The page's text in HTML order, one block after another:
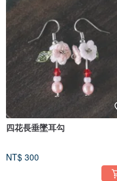
四花長垂墜耳勾
NT$ 300